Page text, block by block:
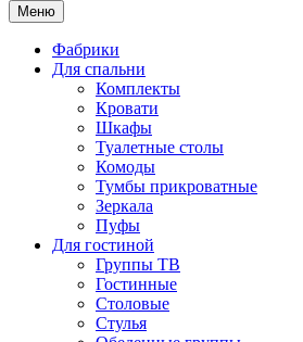
Меню
Фабрики
Для спальни
Комплекты
Кровати
Шкафы
Туалетные столы
Комоды
Тумбы прикроватные
Зеркала
Пуфы
Для гостиной
Группы ТВ
Гостинные
Столовые
Стулья